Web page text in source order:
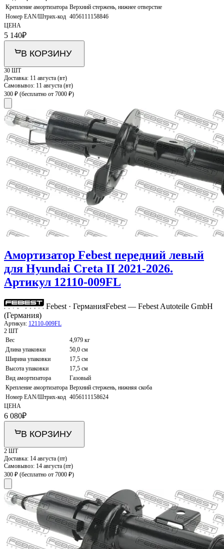
Крепление амортизатора Верхний стержень, нижнее отверстие
Номер EAN/Штрих-код 4056111158846
ЦЕНА
5 140₽
В КОРЗИНУ
30 ШТ
Доставка: 11 августа (вт)
Самовывоз: 11 августа (вт)
300 ₽ (бесплатно от 7000 ₽)
Амортизатор Febest передний левый
для Hyundai Creta II 2021-2026.
Артикул 12110-009FL
Febest · ГерманияFebest — Febest Autoteile GmbH
(Германия)
Артикул: 12110-009FL
2 ШТ
Вес
4,979 кг
Длина упаковки
50,0 см
Ширина упаковки
17,5 см
Высота упаковки
17,5 см
Вид амортизатора
Газовый
Крепление амортизатора Верхний стержень, нижняя скоба
Номер EAN/Штрих-код 4056111158624
ЦЕНА
6 080₽
В КОРЗИНУ
2 ШТ
Доставка: 14 августа (пт)
Самовывоз: 14 августа (пт)
300 ₽ (бесплатно от 7000 ₽)